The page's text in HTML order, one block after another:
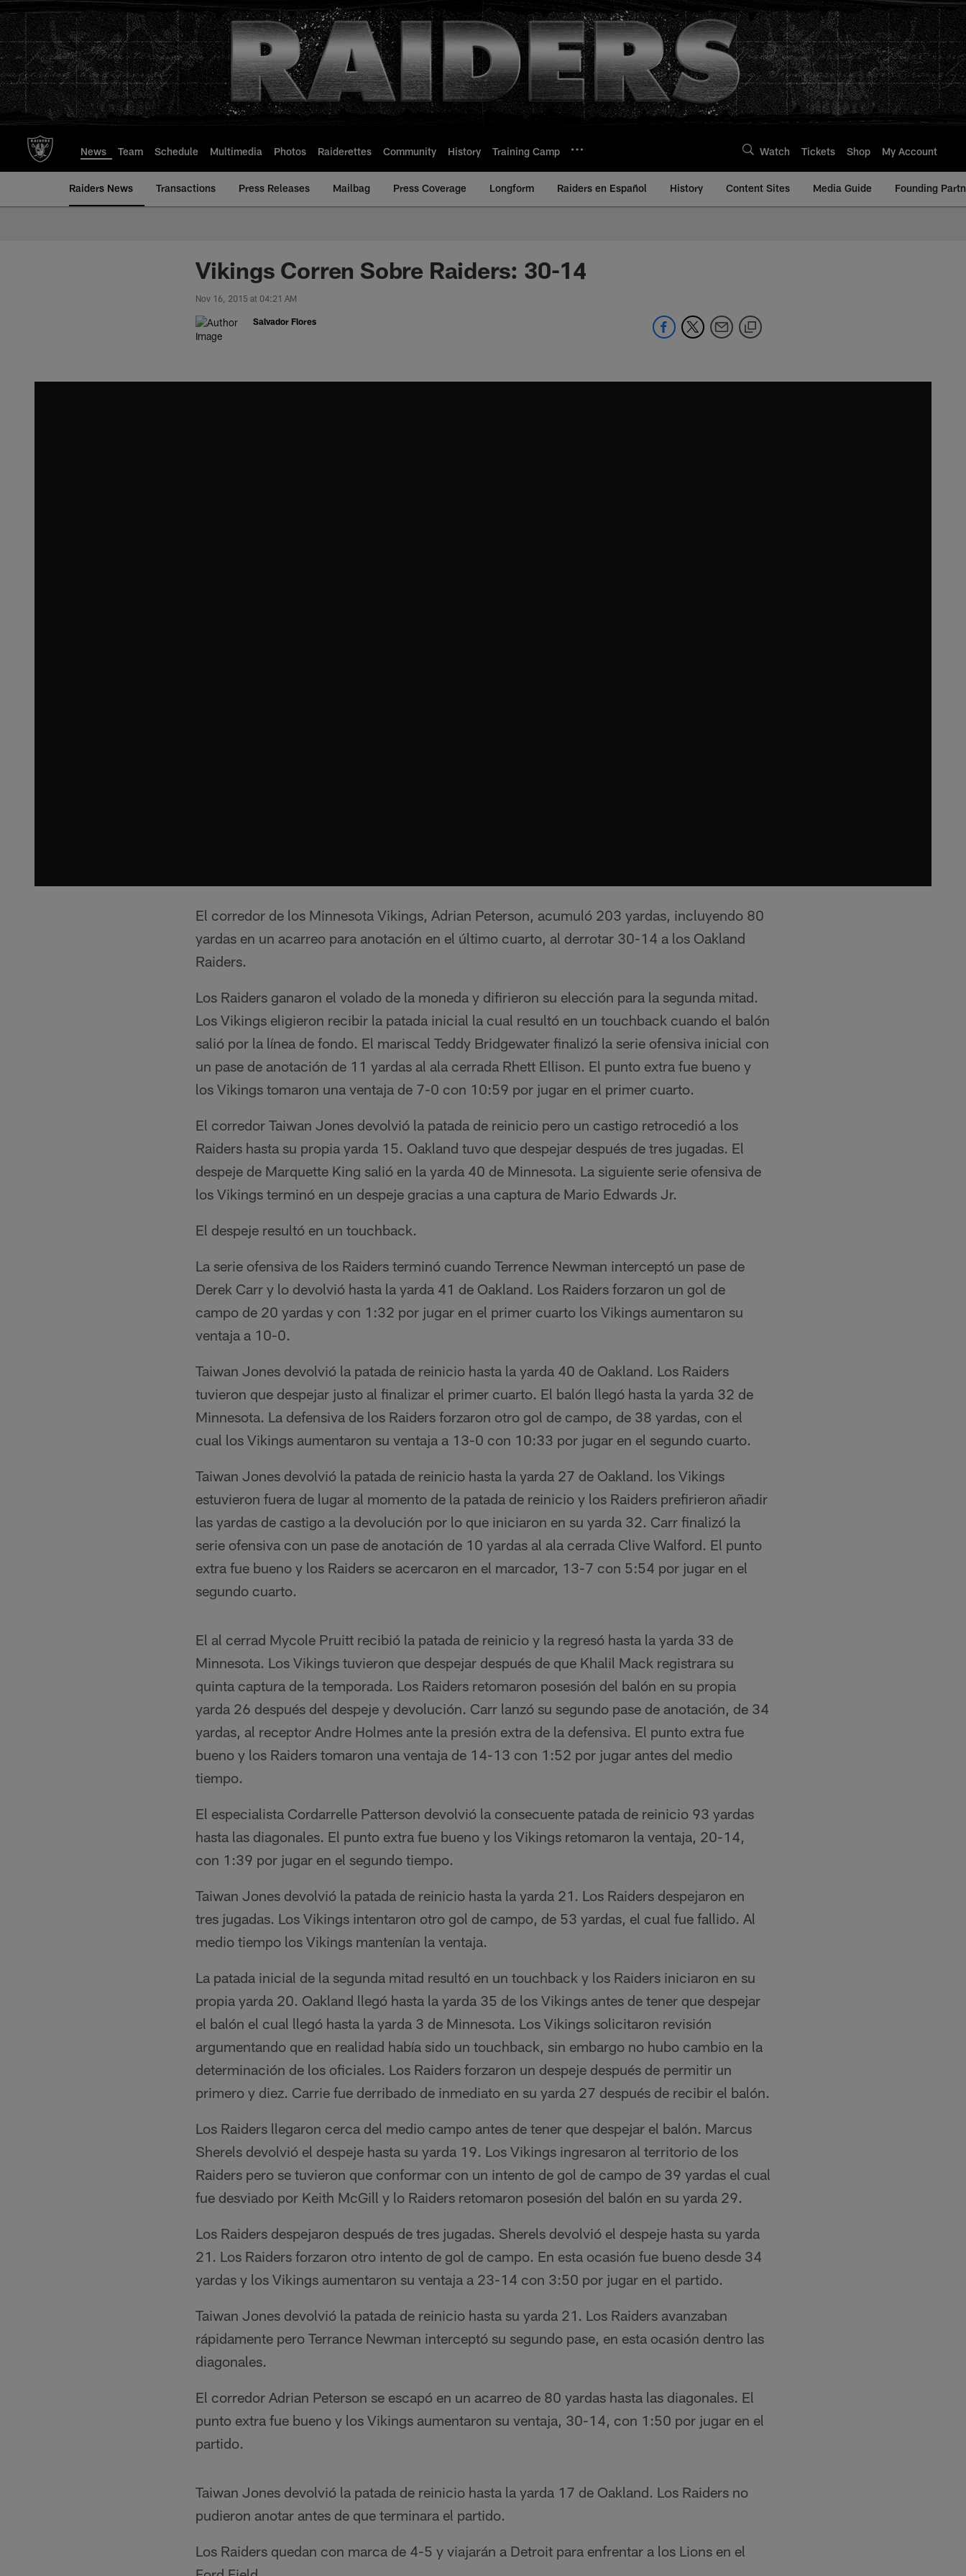
to
main
content
News Team Schedule Multimedia Photos Raiderettes Community History Training Camp Watch Tickets Shop My Account
Raiders News Transactions Press Releases Mailbag Press Coverage Longform Raiders en Español History Content Sites Media Guide Founding
Vikings Corren Sobre Raiders: 30-14
Nov 16, 2015 at 04:21 AM
Salvador Flores
El corredor de los Minnesota Vikings, Adrian Peterson, acumuló 203 yardas, incluyendo 80
yardas en un acarreo para anotación en el último cuarto, al derrotar 30-14 a los Oakland
Raiders.
Los Raiders ganaron el volado de la moneda y difirieron su elección para la segunda mitad.
Los Vikings eligieron recibir la patada inicial la cual resultó en un touchback cuando el balón
salió por la línea de fondo. El mariscal Teddy Bridgewater finalizó la serie ofensiva inicial con
un pase de anotación de 11 yardas al ala cerrada Rhett Ellison. El punto extra fue bueno y
los Vikings tomaron una ventaja de 7-0 con 10:59 por jugar en el primer cuarto.
El corredor Taiwan Jones devolvió la patada de reinicio pero un castigo retrocedió a los
Raiders hasta su propia yarda 15. Oakland tuvo que despejar después de tres jugadas. El
despeje de Marquette King salió en la yarda 40 de Minnesota. La siguiente serie ofensiva de
los Vikings terminó en un despeje gracias a una captura de Mario Edwards Jr.
El despeje resultó en un touchback.
La serie ofensiva de los Raiders terminó cuando Terrence Newman interceptó un pase de
Derek Carr y lo devolvió hasta la yarda 41 de Oakland. Los Raiders forzaron un gol de
campo de 20 yardas y con 1:32 por jugar en el primer cuarto los Vikings aumentaron su
ventaja a 10-0.
Taiwan Jones devolvió la patada de reinicio hasta la yarda 40 de Oakland. Los Raiders
tuvieron que despejar justo al finalizar el primer cuarto. El balón llegó hasta la yarda 32 de
Minnesota. La defensiva de los Raiders forzaron otro gol de campo, de 38 yardas, con el
cual los Vikings aumentaron su ventaja a 13-0 con 10:33 por jugar en el segundo cuarto.
Taiwan Jones devolvió la patada de reinicio hasta la yarda 27 de Oakland. los Vikings
estuvieron fuera de lugar al momento de la patada de reinicio y los Raiders prefirieron añadir
las yardas de castigo a la devolución por lo que iniciaron en su yarda 32. Carr finalizó la
serie ofensiva con un pase de anotación de 10 yardas al ala cerrada Clive Walford. El punto
extra fue bueno y los Raiders se acercaron en el marcador, 13-7 con 5:54 por jugar en el
segundo cuarto.
El al cerrad Mycole Pruitt recibió la patada de reinicio y la regresó hasta la yarda 33 de
Minnesota. Los Vikings tuvieron que despejar después de que Khalil Mack registrara su
quinta captura de la temporada. Los Raiders retomaron posesión del balón en su propia
yarda 26 después del despeje y devolución. Carr lanzó su segundo pase de anotación, de 34
yardas, al receptor Andre Holmes ante la presión extra de la defensiva. El punto extra fue
bueno y los Raiders tomaron una ventaja de 14-13 con 1:52 por jugar antes del medio
tiempo.
El especialista Cordarrelle Patterson devolvió la consecuente patada de reinicio 93 yardas
hasta las diagonales. El punto extra fue bueno y los Vikings retomaron la ventaja, 20-14,
con 1:39 por jugar en el segundo tiempo.
Taiwan Jones devolvió la patada de reinicio hasta la yarda 21. Los Raiders despejaron en
tres jugadas. Los Vikings intentaron otro gol de campo, de 53 yardas, el cual fue fallido. Al
medio tiempo los Vikings mantenían la ventaja.
La patada inicial de la segunda mitad resultó en un touchback y los Raiders iniciaron en su
propia yarda 20. Oakland llegó hasta la yarda 35 de los Vikings antes de tener que despejar
el balón el cual llegó hasta la yarda 3 de Minnesota. Los Vikings solicitaron revisión
argumentando que en realidad había sido un touchback, sin embargo no hubo cambio en la
determinación de los oficiales. Los Raiders forzaron un despeje después de permitir un
primero y diez. Carrie fue derribado de inmediato en su yarda 27 después de recibir el balón.
Los Raiders llegaron cerca del medio campo antes de tener que despejar el balón. Marcus
Sherels devolvió el despeje hasta su yarda 19. Los Vikings ingresaron al territorio de los
Raiders pero se tuvieron que conformar con un intento de gol de campo de 39 yardas el cual
fue desviado por Keith McGill y lo Raiders retomaron posesión del balón en su yarda 29.
Los Raiders despejaron después de tres jugadas. Sherels devolvió el despeje hasta su yarda
21. Los Raiders forzaron otro intento de gol de campo. En esta ocasión fue bueno desde 34
yardas y los Vikings aumentaron su ventaja a 23-14 con 3:50 por jugar en el partido.
Taiwan Jones devolvió la patada de reinicio hasta su yarda 21. Los Raiders avanzaban
rápidamente pero Terrance Newman interceptó su segundo pase, en esta ocasión dentro las
diagonales.
El corredor Adrian Peterson se escapó en un acarreo de 80 yardas hasta las diagonales. El
punto extra fue bueno y los Vikings aumentaron su ventaja, 30-14, con 1:50 por jugar en el
partido.
Taiwan Jones devolvió la patada de reinicio hasta la yarda 17 de Oakland. Los Raiders no
pudieron anotar antes de que terminara el partido.
Los Raiders quedan con marca de 4-5 y viajarán a Detroit para enfrentar a los Lions en el